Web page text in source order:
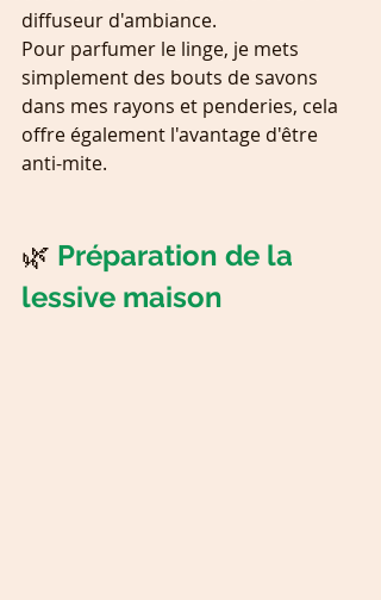
diffuseur d'ambiance.
Pour parfumer le linge, je mets
simplement des bouts de savons
dans mes rayons et penderies, cela
offre également l'avantage d'être
anti-mite.
🌿 Préparation de la
lessive maison